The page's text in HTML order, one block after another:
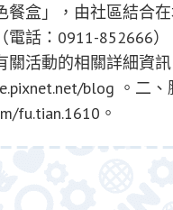
餐盒」，由社區結合
電話：0911-852666
關活動的相關詳細資
blog 。二、
fu.tian.1610。